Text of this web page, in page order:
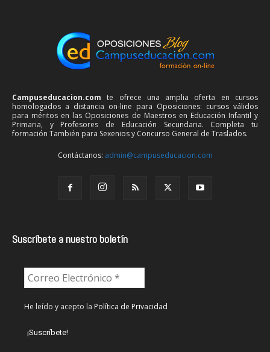
Campuseducacion.com te ofrece una amplia oferta en cursos
homologados a distancia on-line para Oposiciones: cursos válidos
para méritos en las Oposiciones de Maestros en Educación Infantil y
Primaria, y Profesores de Educación Secundaria. Completa tu
formación También para Sexenios y Concurso General de Traslados.
Contáctanos: admin@campuseducacion.com
Suscríbete a nuestro boletín
He leído y acepto la Política de Privacidad